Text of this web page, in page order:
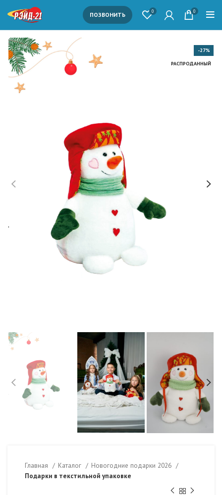
ПОЗВОНИТЬ 0 0
-27%
РАСПРОДАННЫЙ
Главная Каталог
Новогодние подарки 2026
Подарки в текстильной упаковке